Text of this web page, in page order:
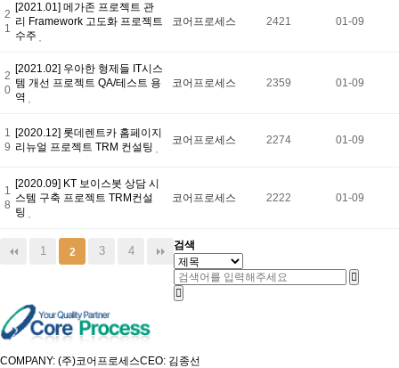
2
1
[2021.01] 메가존 프로젝트 관
리 Framework 고도화 프로젝트
수주
코어프로세스 2421 01-09
2
0
[2021.02] 우아한 형제들 IT시스
템 개선 프로젝트 QA/테스트 용
역
코어프로세스 2359 01-09
1
9
[2020.12] 롯데렌트카 홈페이지
리뉴얼 프로젝트 TRM 컨설팅
코어프로세스 2274 01-09
1
8
[2020.09] KT 보이스봇 상담 시
스템 구축 프로젝트 TRM컨설
팅
코어프로세스 2222 01-09
1 2 3 4 검색
COMPANY: (주)코어프로세스CEO: 김종선